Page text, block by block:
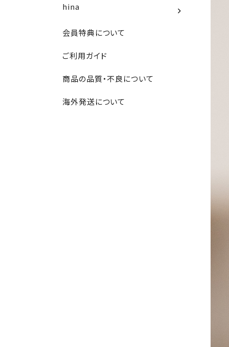
hina
会員特典について
ご利用ガイド
商品の品質・不良について
海外発送について